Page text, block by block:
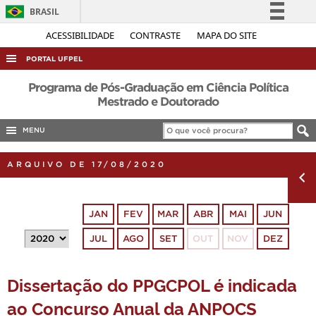
ACESSIBILIDADE CONTRASTE MAPA DO SITE
BRASIL
Simplifique!
Acesso à informação
Legislação
Canais
PORTAL UFPEL
ACESSO À INFORMAÇÃO
COBALTO
CONCURSOS
EDITAIS
INTERNACIONAL
PORTARIAS
Programa de Pós-Graduação em Ciência Política
Mestrado e Doutorado
MENU
ARQUIVO DE 17/08/2020
JAN FEV MAR ABR MAI JUN
JUL AGO SET OUT NOV DEZ
Dissertação do PPGCPOL é indicada
ao Concurso Anual da ANPOCS